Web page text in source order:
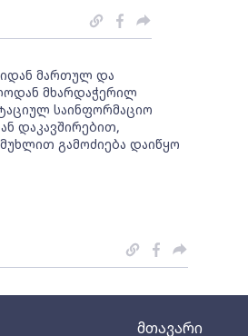
მთავარი
მართულ და
მხარდაჭერილ
საინფორმაციო
დაკავშირებით,
გამოძიება დაიწყო